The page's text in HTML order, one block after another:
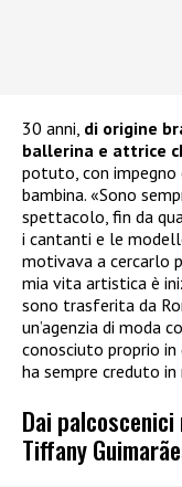
30 anni, di origine
ballerina e attrice
potuto, con impegno
bambina. «Sono
spettacolo, fin da
i cantanti e le
motivava a cercarlo
mia vita artistica è
sono trasferita da
un’agenzia di moda
conosciuto proprio in
ha sempre creduto in
Dai
Tiffany